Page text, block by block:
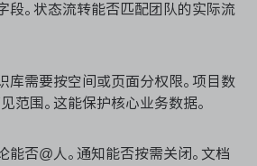
段。状态流转能否匹配团队的实际流
库需要按空间或页面分权限。项目数
范围。这能保护核心业务数据。
能否@人。通知能否按需关闭。文档